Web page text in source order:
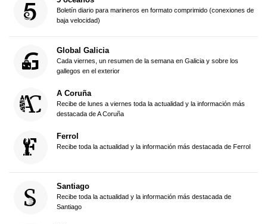
Boletín diario para marineros en formato comprimido (conexiones de
baja velocidad)
Global Galicia
Cada viernes, un resumen de la semana en Galicia y sobre los
gallegos en el exterior
A Coruña
Recibe de lunes a viernes toda la actualidad y la información más
destacada de A Coruña
Ferrol
Recibe toda la actualidad y la información más destacada de Ferrol
Santiago
Recibe toda la actualidad y la información más destacada de
Santiago